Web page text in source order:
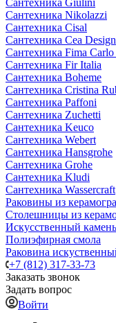
Сантехника Giulini
Сантехника Nikolazzi
Сантехника Cisal
Сантехника Cea Design
Сантехника Fima
Сантехника Fir Italia
Сантехника Boheme
Сантехника Cristina
Сантехника Paffoni
Сантехника Zuchetti
Сантехника Keuco
Сантехника Webert
Сантехника Hansgrohe
Сантехника Grohe
Сантехника Kludi
Сантехника Wassercraft
Раковины из
Столешницы из
Искусственный камень
Полиэфирная смола
Раковина
+7 (812) 317-33-73
Заказать звонок
Задать вопрос
Войти